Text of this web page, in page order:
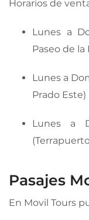
Horarios de
Lunes a
Paseo de la
Lunes a
Prado Este)
Lunes a
Pasajes
En Movil Tours